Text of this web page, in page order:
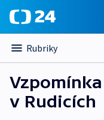
Rubriky
v Rudicích